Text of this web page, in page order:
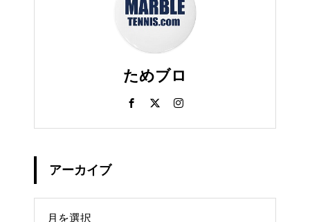
ためブロ
アーカイブ